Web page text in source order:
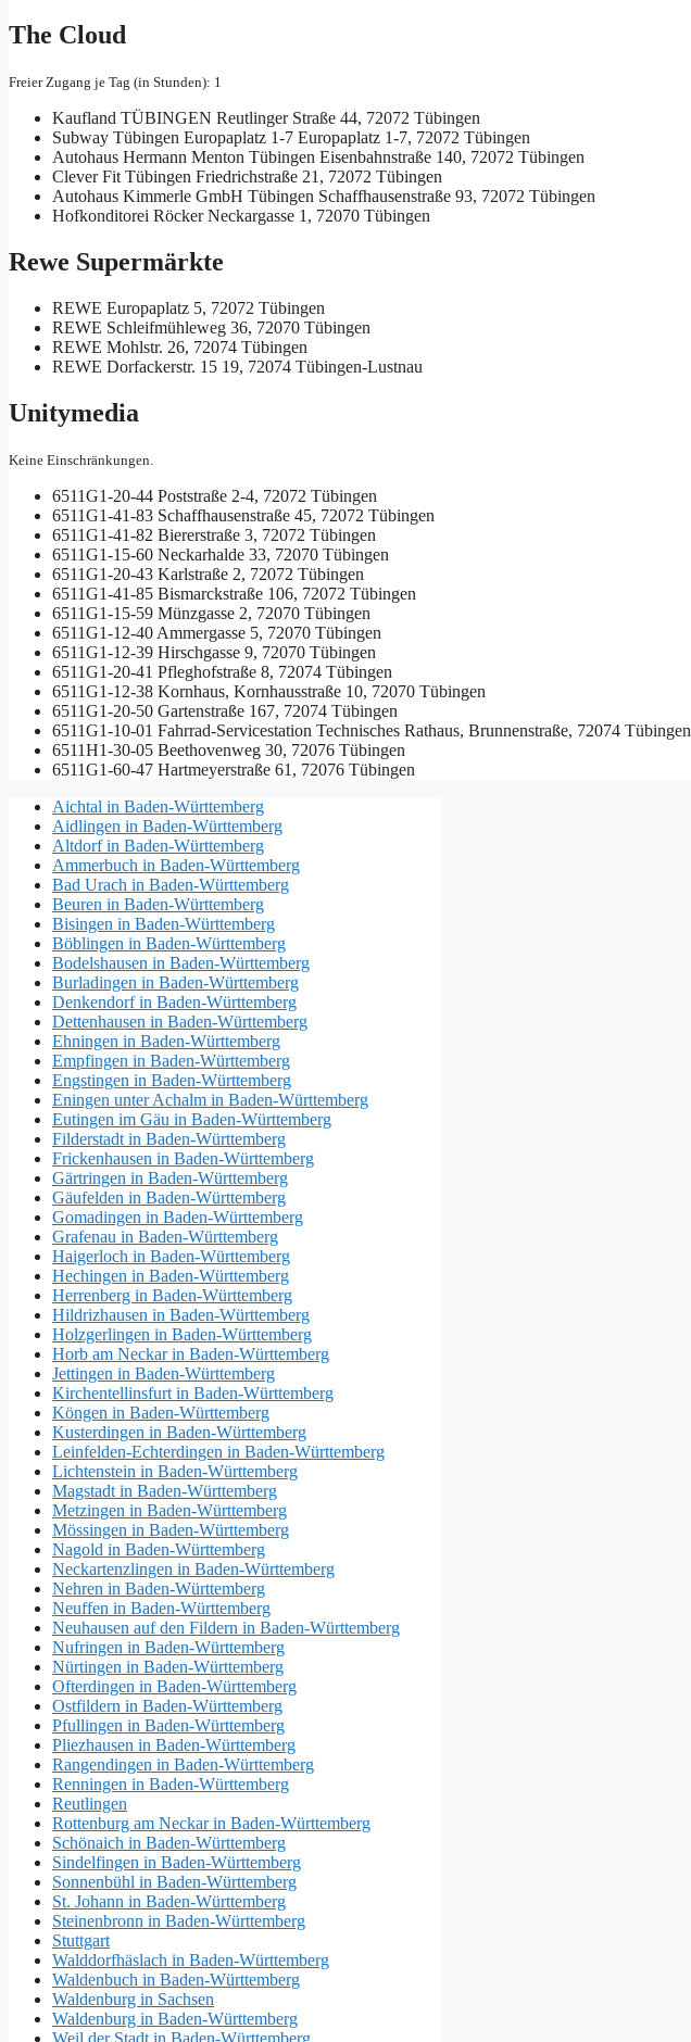
The Cloud
Freier Zugang je Tag (in Stunden): 1
Kaufland TÜBINGEN Reutlinger Straße 44, 72072 Tübingen
Subway Tübingen Europaplatz 1-7 Europaplatz 1-7, 72072 Tübingen
Autohaus Hermann Menton Tübingen Eisenbahnstraße 140, 72072 Tübingen
Clever Fit Tübingen Friedrichstraße 21, 72072 Tübingen
Autohaus Kimmerle GmbH Tübingen Schaffhausenstraße 93, 72072 Tübingen
Hofkonditorei RöckerNeckargasse 1, 72070 Tübingen
Rewe Supermärkte
REWE Europaplatz 5, 72072 Tübingen
REWE Schleifmühleweg 36, 72070 Tübingen
REWE Mohlstr. 26, 72074 Tübingen
REWE Dorfackerstr. 15 19, 72074 Tübingen-Lustnau
Unitymedia
Keine Einschränkungen.
6511G1-20-44 Poststraße 2-4, 72072 Tübingen
6511G1-41-83 Schaffhausenstraße 45, 72072 Tübingen
6511G1-41-82 Biererstraße 3, 72072 Tübingen
6511G1-15-60 Neckarhalde 33, 72070 Tübingen
6511G1-20-43 Karlstraße 2, 72072 Tübingen
6511G1-41-85 Bismarckstraße 106, 72072 Tübingen
6511G1-15-59 Münzgasse 2, 72070 Tübingen
6511G1-12-40 Ammergasse 5, 72070 Tübingen
6511G1-12-39 Hirschgasse 9, 72070 Tübingen
6511G1-20-41 Pfleghofstraße 8, 72074 Tübingen
6511G1-12-38 Kornhaus, Kornhausstraße 10, 72070 Tübingen
6511G1-20-50 Gartenstraße 167, 72074 Tübingen
6511G1-10-01 Fahrrad-Servicestation Technisches Rathaus, Brunnenstraße, 72074 Tübingen
6511H1-30-05 Beethovenweg 30, 72076 Tübingen
6511G1-60-47 Hartmeyerstraße 61, 72076 Tübingen
Aichtal in Baden-Württemberg
Aidlingen in Baden-Württemberg
Altdorf in Baden-Württemberg
Ammerbuch in Baden-Württemberg
Bad Urach in Baden-Württemberg
Beuren in Baden-Württemberg
Bisingen in Baden-Württemberg
Böblingen in Baden-Württemberg
Bodelshausen in Baden-Württemberg
Burladingen in Baden-Württemberg
Denkendorf in Baden-Württemberg
Dettenhausen in Baden-Württemberg
Ehningen in Baden-Württemberg
Empfingen in Baden-Württemberg
Engstingen in Baden-Württemberg
Eningen unter Achalm in Baden-Württemberg
Eutingen im Gäu in Baden-Württemberg
Filderstadt in Baden-Württemberg
Frickenhausen in Baden-Württemberg
Gärtringen in Baden-Württemberg
Gäufelden in Baden-Württemberg
Gomadingen in Baden-Württemberg
Grafenau in Baden-Württemberg
Haigerloch in Baden-Württemberg
Hechingen in Baden-Württemberg
Herrenberg in Baden-Württemberg
Hildrizhausen in Baden-Württemberg
Holzgerlingen in Baden-Württemberg
Horb am Neckar in Baden-Württemberg
Jettingen in Baden-Württemberg
Kirchentellinsfurt in Baden-Württemberg
Köngen in Baden-Württemberg
Kusterdingen in Baden-Württemberg
Leinfelden-Echterdingen in Baden-Württemberg
Lichtenstein in Baden-Württemberg
Magstadt in Baden-Württemberg
Metzingen in Baden-Württemberg
Mössingen in Baden-Württemberg
Nagold in Baden-Württemberg
Neckartenzlingen in Baden-Württemberg
Nehren in Baden-Württemberg
Neuffen in Baden-Württemberg
Neuhausen auf den Fildern in Baden-Württemberg
Nufringen in Baden-Württemberg
Nürtingen in Baden-Württemberg
Ofterdingen in Baden-Württemberg
Ostfildern in Baden-Württemberg
Pfullingen in Baden-Württemberg
Pliezhausen in Baden-Württemberg
Rangendingen in Baden-Württemberg
Renningen in Baden-Württemberg
Reutlingen
Rottenburg am Neckar in Baden-Württemberg
Schönaich in Baden-Württemberg
Sindelfingen in Baden-Württemberg
Sonnenbühl in Baden-Württemberg
St. Johann in Baden-Württemberg
Steinenbronn in Baden-Württemberg
Stuttgart
Walddorfhäslach in Baden-Württemberg
Waldenbuch in Baden-Württemberg
Waldenburg in Sachsen
Waldenburg in Baden-Württemberg
Weil der Stadt in Baden-Württemberg